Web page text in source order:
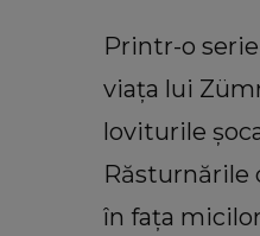
Printr-o
viața lui
loviturile
Răsturnările
în fața